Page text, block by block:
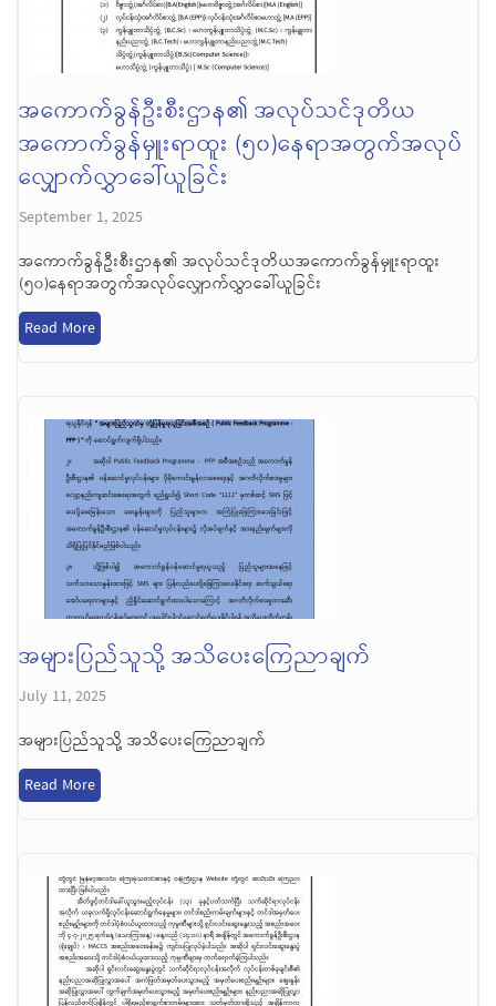
အကောက်ခွန်ဦးစီးဌာန၏ အလုပ်သင်ဒုတိယ
အကောက်ခွန်မှူးရာထူး (၅၀)နေရာအတွက်အလုပ်
လျှောက်လွှာခေါ်ယူခြင်း
September 1, 2025
အကောက်ခွန်ဦးစီးဌာန၏ အလုပ်သင်ဒုတိယအကောက်ခွန်မှူးရာထူး
(၅၀)နေရာအတွက်အလုပ်လျှောက်လွှာခေါ်ယူခြင်း
Read More
အများပြည်သူသို့ အသိပေးကြေညာချက်
July 11, 2025
အများပြည်သူသို့ အသိပေးကြေညာချက်
Read More